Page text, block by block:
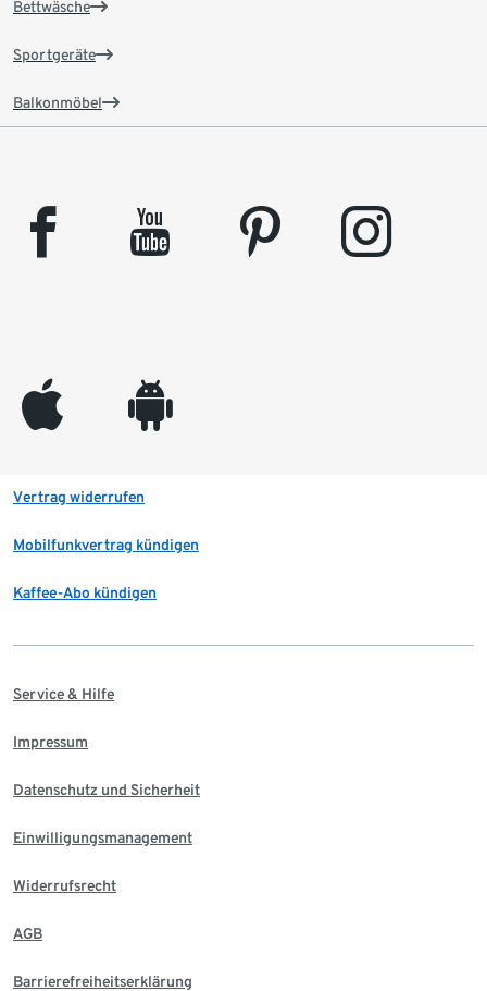
Bettwäsche
Sportgeräte
Balkonmöbel
facebook youtube pinterest instagram
appleinc android
Vertrag widerrufen
Mobilfunkvertrag kündigen
Kaffee-Abo kündigen
Service & Hilfe
Impressum
Datenschutz und Sicherheit
Einwilligungsmanagement
Widerrufsrecht
AGB
Barrierefreiheitserklärung